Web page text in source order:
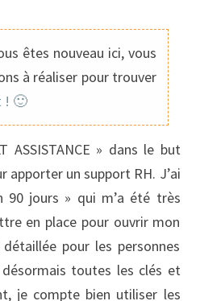
êtes nouveau ici, vous
à réaliser pour trouver
! 🙂
ASSISTANCE » dans le but
apporter un support RH. J’ai
90 jours » qui m’a été très
en place pour ouvrir mon
pour les personnes
désormais toutes les clés et
je compte bien utiliser les